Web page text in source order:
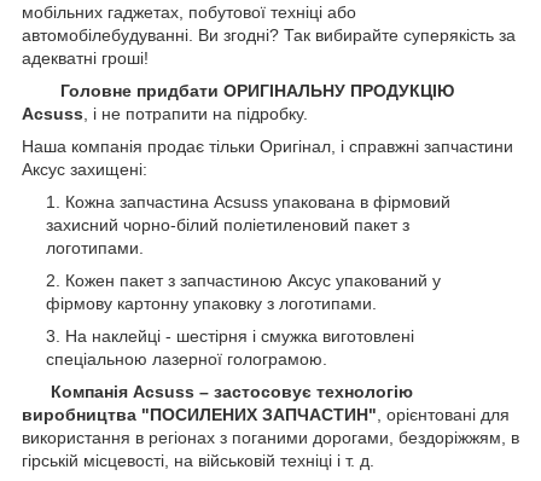
мобільних гаджетах, побутової техніці або
автомобілебудуванні. Ви згодні? Так вибирайте суперякість за
адекватні гроші!
Головне придбати ОРИГІНАЛЬНУ ПРОДУКЦІЮ
Acsuss , і не потрапити на підробку.
Наша компанія продає тільки Оригінал, і справжні запчастини
Аксус захищені:
Кожна запчастина Acsuss упакована в фірмовий
захисний чорно-білий поліетиленовий пакет з
логотипами.
Кожен пакет з запчастиною Аксус упакований у
фірмову картонну упаковку з логотипами.
На наклейці - шестірня і смужка виготовлені
спеціальною лазерної голограмою.
Компанія Acsuss – застосовує технологію
виробництва "ПОСИЛЕНИХ ЗАПЧАСТИН" , орієнтовані для
використання в регіонах з поганими дорогами, бездоріжжям, в
гірській місцевості, на військовій техніці і т. д.